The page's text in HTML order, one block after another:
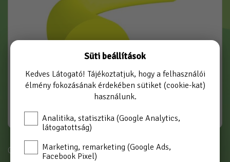
Cikkszám: FIN050
Süti beállítások
Kedves Látogató! Tájékoztatjuk, hogy a felhasználói
élmény fokozásának érdekében sütiket (cookie-kat)
használunk.
Analitika, statisztika (Google Analytics,
látogatottság)
Marketing, remarketing (Google Ads,
Facebook Pixel)